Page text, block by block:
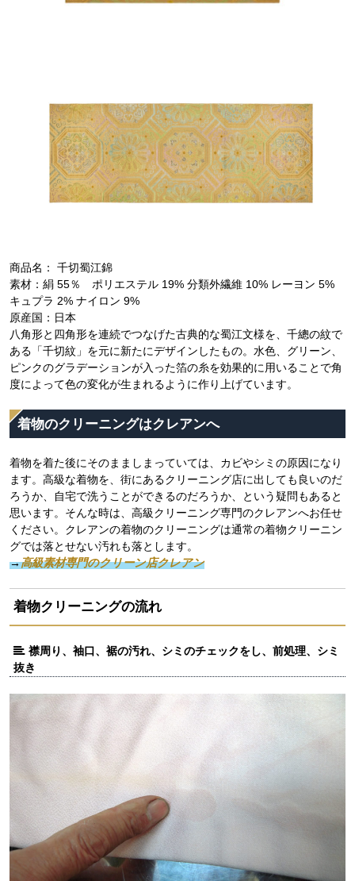
商品名： 千切蜀江錦
素材：絹 55％ ポリエステル 19% 分類外繊維 10% レーヨン 5%
キュプラ 2% ナイロン 9%
原産国：日本
八角形と四角形を連続でつなげた古典的な蜀江文様を、千總の紋で
ある「千切紋」を元に新たにデザインしたもの。水色、グリーン、
ピンクのグラデーションが入った箔の糸を効果的に用いることで角
度によって色の変化が生まれるように作り上げています。
着物のクリーニングはクレアンへ
着物を着た後にそのまましまっていては、カビやシミの原因になり
ます。高級な着物を、街にあるクリーニング店に出しても良いのだ
ろうか、自宅で洗うことができるのだろうか、という疑問もあると
思います。そんな時は、高級クリーニング専門のクレアンへお任せ
ください。クレアンの着物のクリーニングは通常の着物クリーニン
グでは落とせない汚れも落とします。
→高級素材専門のクリーン店クレアン
着物クリーニングの流れ
襟周り、袖口、裾の汚れ、シミのチェックをし、前処理、シミ
抜き